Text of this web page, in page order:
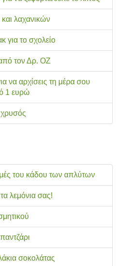
λαχανικών
για το σχολείo
από τον Δρ. ΟΖ
να αρχίσεις τη μέρα σου
1 ευρώ
του κάδου των απλύτων
λεμόνια σας!
σοκολάτας